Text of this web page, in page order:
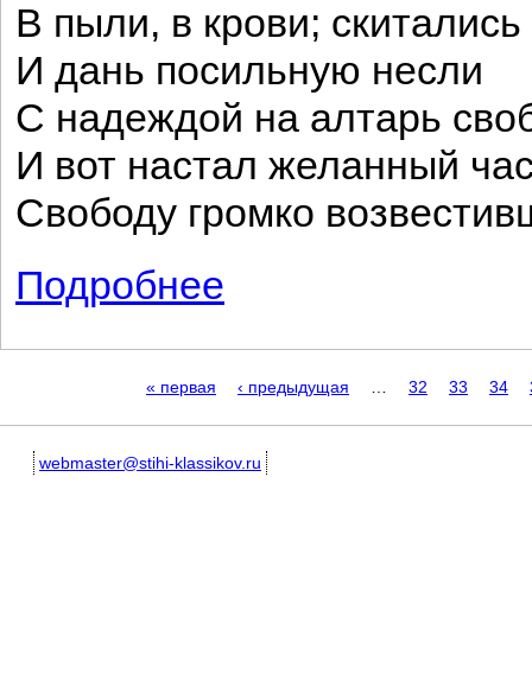
В пыли, в крови; скитались
И дань посильную несли
С надеждой на алтарь
И вот настал желанный
Свободу громко
Подробнее
« первая ‹ предыдущая 32 33 34
webmaster@stihi-klassikov.ru